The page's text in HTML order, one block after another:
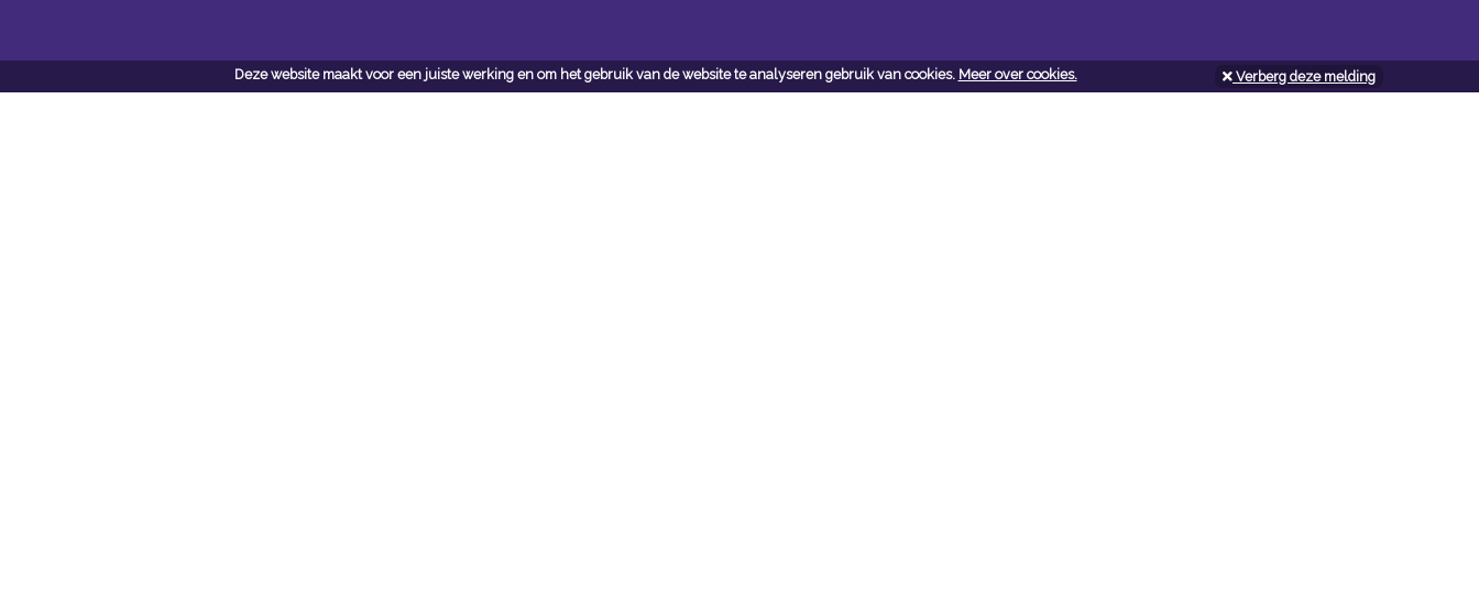
Deze website maakt voor een juiste werking en om het gebruik van de website te analyseren gebruik van cookies. Meer over cookies. Verberg deze melding